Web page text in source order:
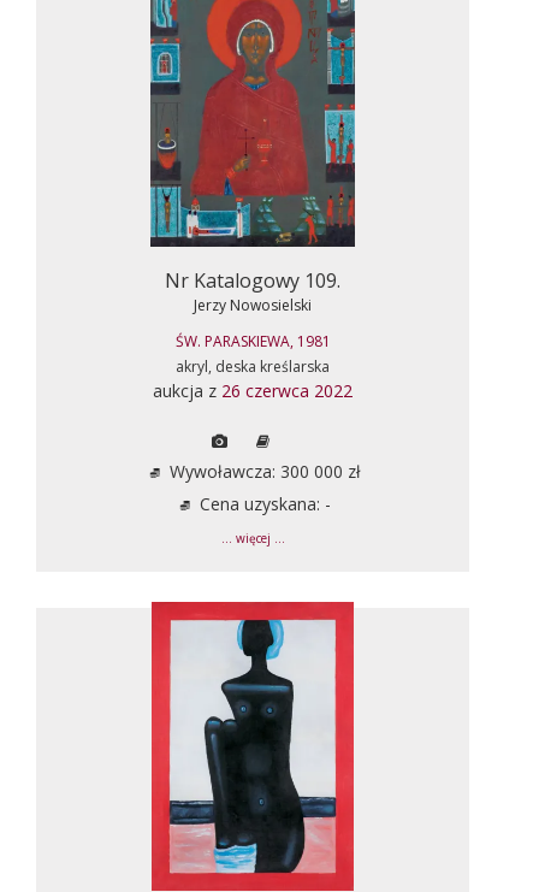
Nr Katalogowy 109.
Jerzy Nowosielski
ŚW. PARASKIEWA, 1981
akryl, deska kreślarska
aukcja z 26 czerwca 2022
Wywoławcza: 300 000 zł
Cena uzyskana: -
... więcej ...